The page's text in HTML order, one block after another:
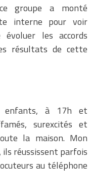
groupe a monté
interne pour voir
les accords
résultats de cette
enfants, à 17h et
surexcités et
la maison. Mon
réussissent parfois
au téléphone